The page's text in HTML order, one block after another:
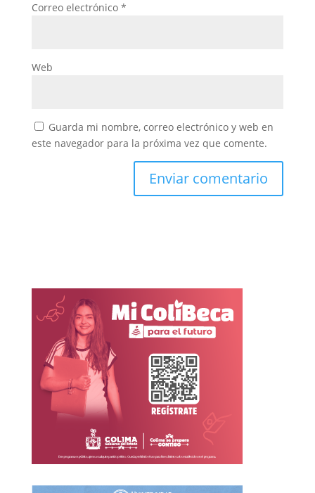
Correo electrónico *
Web
Guarda mi nombre, correo electrónico y web en
este navegador para la próxima vez que comente.